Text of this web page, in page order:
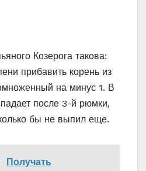
Козерога такова:
прибавить корень из
на минус 1. В
после 3-й рюмки,
бы не выпил еще.
Получать